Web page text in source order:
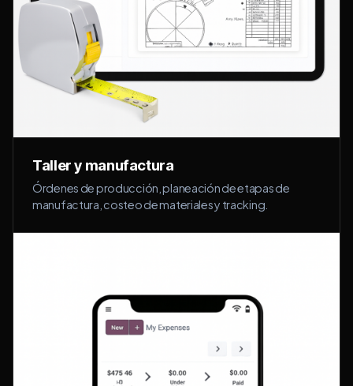
Taller y manufactura
Órdenes de producción, planeación de etapas de
manufactura, costeo de materiales y tracking.